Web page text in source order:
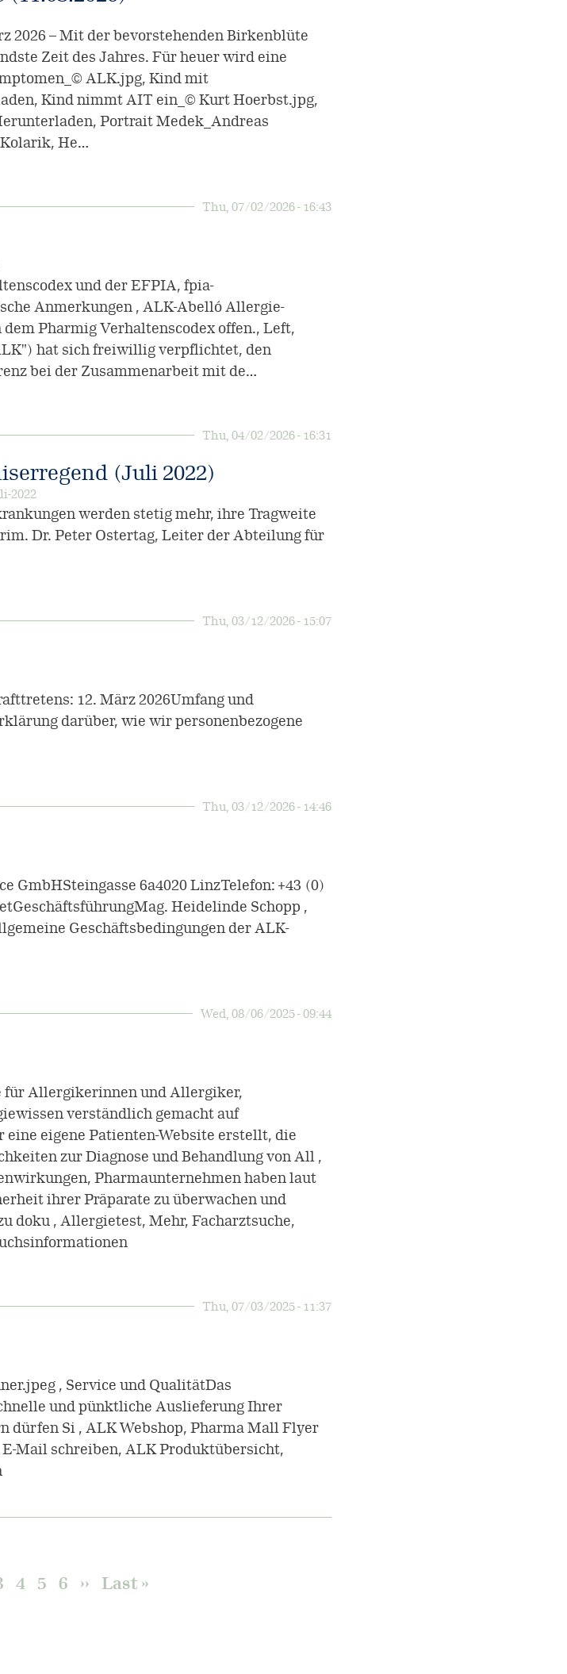
2026 – Mit der bevorstehenden Birkenblüte
Zeit des Jahres. Für heuer wird eine
ALK.jpg, Kind mit
Kind nimmt AIT ein_© Kurt Hoerbst.jpg,
Portrait Medek_Andreas
He…
Thu, 07/02/2026 - 16:43
und der EFPIA, fpia-
Anmerkungen , ALK-Abelló Allergie-
Pharmig Verhaltenscodex offen., Left,
hat sich freiwillig verpflichtet, den
bei der Zusammenarbeit mit de…
Thu, 04/02/2026 - 16:31
(Juli 2022)
2022
werden stetig mehr, ihre Tragweite
Dr. Peter Ostertag, Leiter der Abteilung für
Thu, 03/12/2026 - 15:07
12. März 2026Umfang und
darüber, wie wir personenbezogene
Thu, 03/12/2026 - 14:46
GmbHSteingasse 6a4020 LinzTelefon: +43 (0)
Heidelinde Schopp ,
Geschäftsbedingungen der ALK-
Wed, 08/06/2025 - 09:44
für Allergikerinnen und Allergiker,
verständlich gemacht auf
eigene Patienten-Website erstellt, die
zur Diagnose und Behandlung von All ,
Pharmaunternehmen haben laut
ihrer Präparate zu überwachen und
doku , Allergietest, Mehr, Facharztsuche,
Thu, 07/03/2025 - 11:37
, Service und QualitätDas
und pünktliche Auslieferung Ihrer
dürfen Si , ALK Webshop, Pharma Mall Flyer
Mail schreiben, ALK Produktübersicht,
Page
4 Page
5 Page
6
Next
››
Last
Last »